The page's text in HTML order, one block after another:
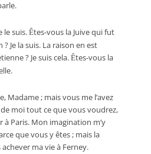
le suis. Êtes-vous la Juive qui fut
Je la suis. La raison en est
? Je suis cela. Êtes-vous la
Madame ; mais vous me l’avez
moi tout ce que vous voudrez,
à Paris. Mon imagination m’y
que vous y êtes ; mais la
ma vie à Ferney.